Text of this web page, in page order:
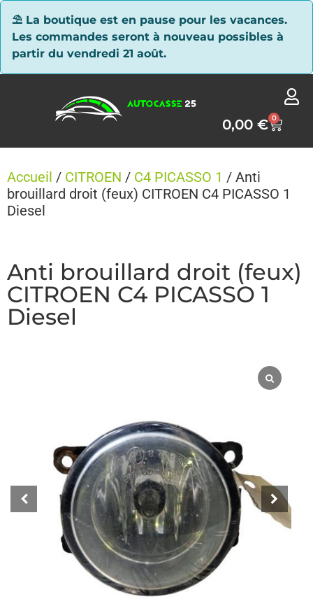
⛱ La boutique est en pause pour les vacances.
Les commandes seront à nouveau possibles à
partir du vendredi 21 août.
0,00€ 0
Accueil / CITROEN / C4 PICASSO 1 / Anti
brouillard droit (feux) CITROEN C4 PICASSO 1
Diesel
Anti brouillard droit (feux)
CITROEN C4 PICASSO 1
Diesel
Panneau de gestion des cookies